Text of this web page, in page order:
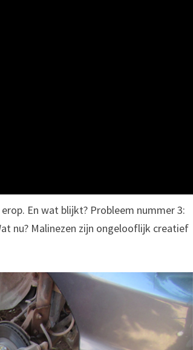
En wat blijkt? Probleem nummer 3:
nu? Malinezen zijn ongelooflijk creatief